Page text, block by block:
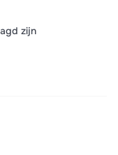
zijn